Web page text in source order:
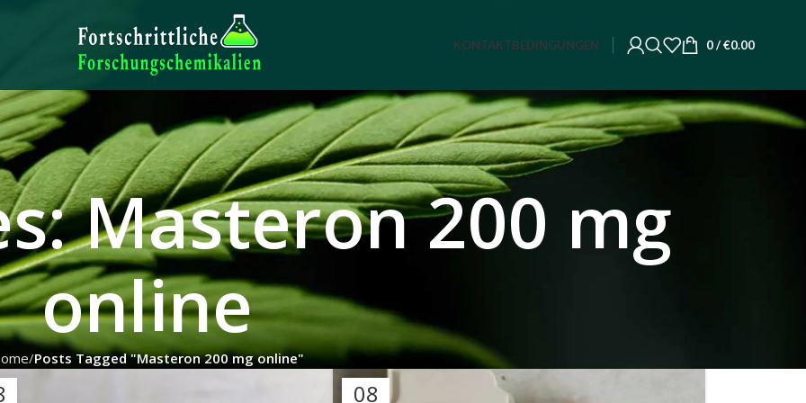
KONTAKTBEDINGUNGEN 0/ €0.00
Masteron 200 mg
online
Posts Tagged "Masteron 200 mg online"
08